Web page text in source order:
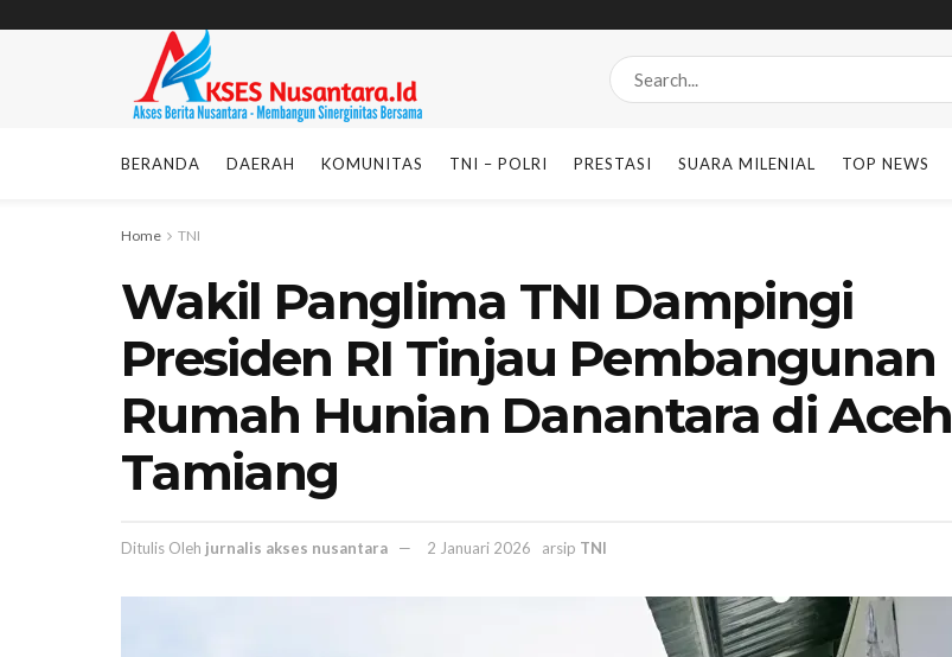
BERANDA DAERAH KOMUNITAS TNI – POLRI PRESTASI SUARA MILENIAL TOP NEWS
Home TNI
Wakil Panglima TNI Dampingi
Presiden RI Tinjau Pembangunan
Rumah Hunian Danantara di Aceh
Tamiang
Ditulis Oleh jurnalis akses nusantara 2 Januari 2026 arsip TNI